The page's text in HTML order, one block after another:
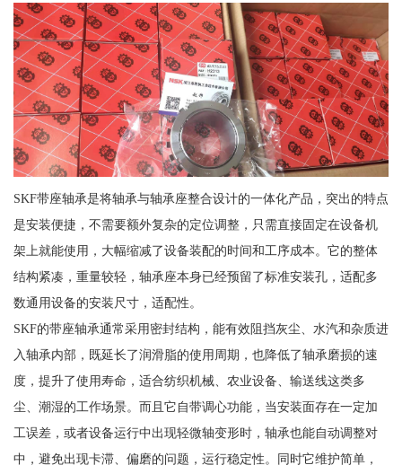
SKF带座轴承是将轴承与轴承座整合设计的一体化产品，突出的特点
是安装便捷，不需要额外复杂的定位调整，只需直接固定在设备机
架上就能使用，大幅缩减了设备装配的时间和工序成本。它的整体
结构紧凑，重量较轻，轴承座本身已经预留了标准安装孔，适配多
数通用设备的安装尺寸，适配性。
SKF的带座轴承通常采用密封结构，能有效阻挡灰尘、水汽和杂质进
入轴承内部，既延长了润滑脂的使用周期，也降低了轴承磨损的速
度，提升了使用寿命，适合纺织机械、农业设备、输送线这类多
尘、潮湿的工作场景。而且它自带调心功能，当安装面存在一定加
工误差，或者设备运行中出现轻微轴变形时，轴承也能自动调整对
中，避免出现卡滞、偏磨的问题，运行稳定性。同时它维护简单，